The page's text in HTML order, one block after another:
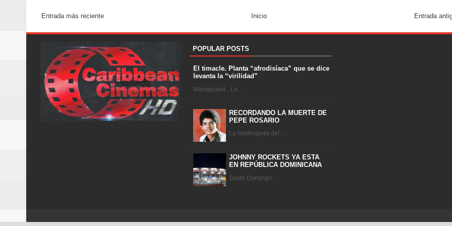
Entrada más reciente Entrada
Inicio
POPULAR POSTS
El timacle. Planta “afrodisíaca” que se dice
levanta la “virilidad”
Mamajuana . La ...
RECORDANDO LA MUERTE DE
PEPE ROSARIO
La madrugada del ...
JOHNNY ROCKETS YA ESTA
EN REPÚBLICA DOMINICANA
Santo Domingo ...